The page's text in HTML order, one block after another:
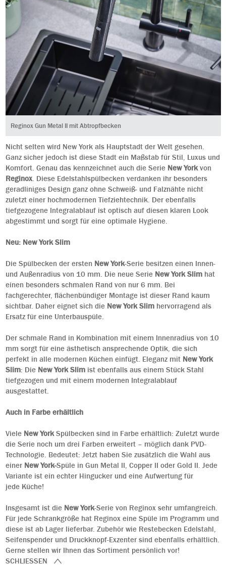
Reginox Gun Metal II mit Abtropfbecken
Nicht selten wird New York als Hauptstadt der Welt gesehen.
Ganz sicher jedoch ist diese Stadt ein Maßstab für Stil, Luxus und
Komfort. Genau das kennzeichnet auch die Serie New Yorkvon
Reginox. Diese Edelstahlspülbecken verdanken ihr besonders
geradliniges Design ganz ohne Schweiß- und Falznähte nicht
zuletzt einer hochmodernen Tiefziehtechnik. Der ebenfalls
tiefgezogene Integralablauf ist optisch auf diesen klaren Look
abgestimmt und sorgt für eine optimale Hygiene.
Neu: New York Slim
Die Spülbecken der ersten New York-Serie besitzen einen Innen-
und Außenradius von 10 mm. Die neue Serie New York Slimhat
einen besonders schmalen Rand von nur 6 mm. Bei
fachgerechter, flächenbündiger Montage ist dieser Rand kaum
sichtbar. Daher eignet sich die New York Slimhervorragend als
Ersatz für eine Unterbauspüle.
Der schmale Rand in Kombination mit einem Innenradius von 10
mm sorgt für eine ästhetisch ansprechende Optik, die sich
perfekt in alle modernen Küchen einfügt. Eleganz mit New York
Slim: Die New York Slimist ebenfalls aus einem Stück Stahl
tiefgezogen und mit einem modernen Integralablauf
ausgestattet.
Auch in Farbe erhältlich
Viele New YorkSpülbecken sind in Farbe erhältlich: Zuletzt wurde
die Serie noch um drei Farben erweitert – möglich dank PVD-
Technologie. Bedeutet: Jetzt haben Sie zusätzlich die Wahl aus
einer New York-Spüle in Gun Metal II, Copper II oder Gold II. Jede
Variante ist ein echter Hingucker und eine Aufwertung für
jede Küche!
Insgesamt ist die New York-Serie von Reginox sehr umfangreich.
Für jede Schrankgröße hat Reginox eine Spüle im Programm und
diese ist ab Lager lieferbar. Zubehör wie Restebecken Edelstahl,
Seifenspender und Druckknopf-Exzenter sind ebenfalls erhältlich.
Gerne stellen wir Ihnen das Sortiment persönlich vor!
SCHLIESSEN